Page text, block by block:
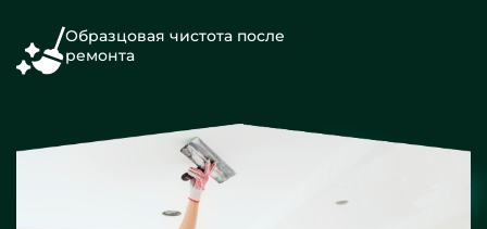
Образцовая чистота после
ремонта